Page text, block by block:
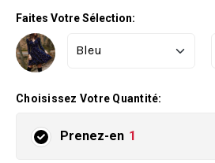
Faites Votre Sélection:
Choisissez Votre Quantité:
Prenez-en 1